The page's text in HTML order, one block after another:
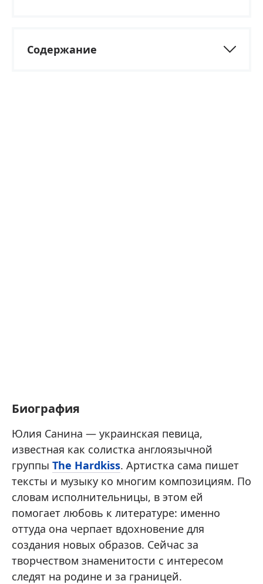
Содержание
Биография
Юлия Санина — украинская певица,
известная как солистка англоязычной
группы The Hardkiss. Артистка сама пишет
тексты и музыку ко многим композициям. По
словам исполнительницы, в этом ей
помогает любовь к литературе: именно
оттуда она черпает вдохновение для
создания новых образов. Сейчас за
творчеством знаменитости с интересом
следят на родине и за границей.